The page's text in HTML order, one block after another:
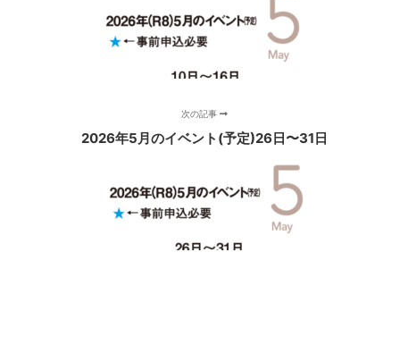
次の記事
2026年5月のイベント(予定)26日〜31日